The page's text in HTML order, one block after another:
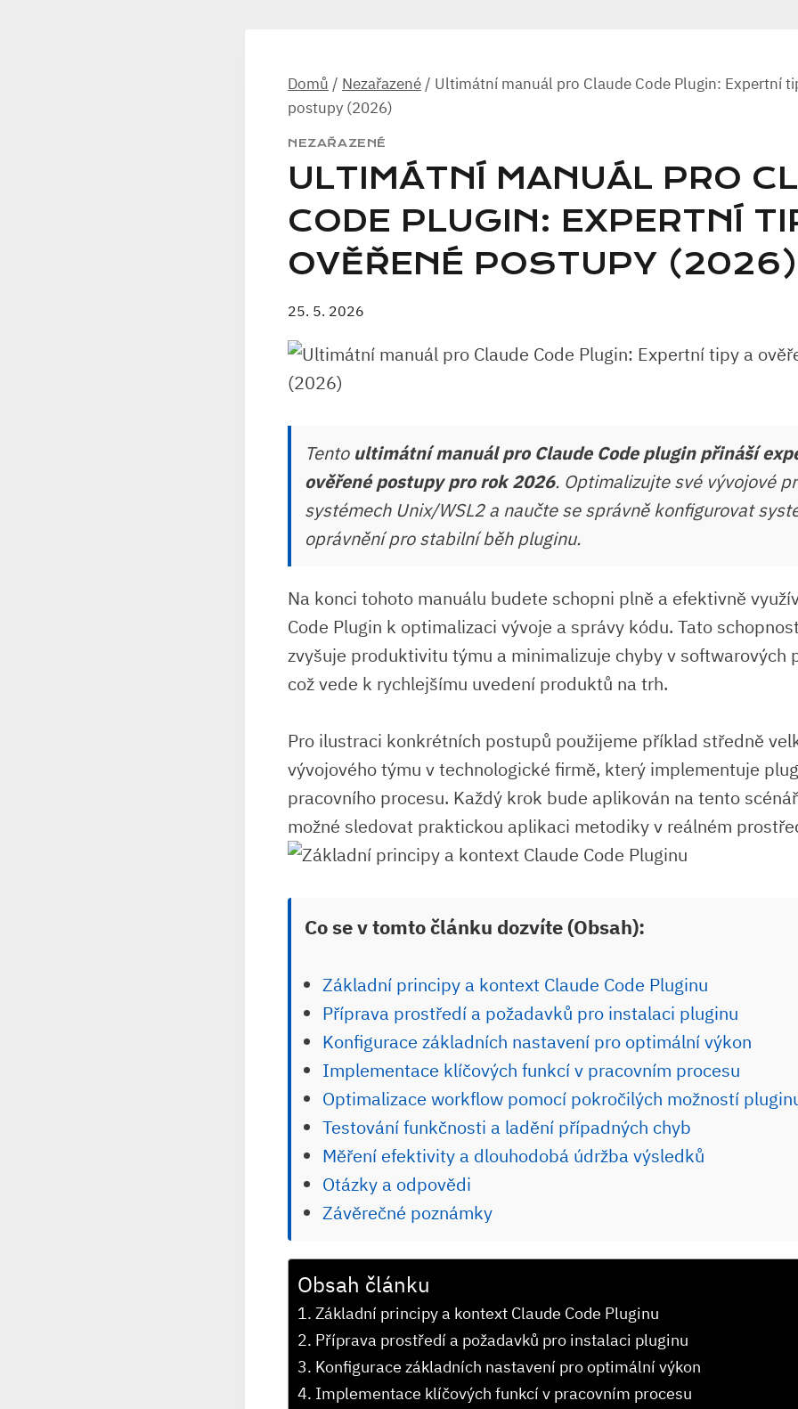
Domů / Nezařazené / Ultimátní manuál pro Claude Code Plugin: Expertní
postupy (2026)
NEZAŘAZENÉ
ULTIMÁTNÍ MANUÁL PRO
CODE PLUGIN: EXPERTNÍ
OVĚŘENÉ POSTUPY (2026)
25. 5. 2026
Tento ultimátní manuál pro Claude Code plugin přináší
ověřené postupy pro rok 2026. Optimalizujte své vývojové
systémech Unix/WSL2 a naučte se správně konfigurovat
oprávnění pro stabilní běh pluginu.
Na konci tohoto manuálu budete schopni plně a ⁢efektivně
Code Plugin k optimalizaci vývoje a⁤ správy kódu. Tato
zvyšuje produktivitu týmu a⁤ minimalizuje chyby v softwarových
což vede ⁢k rychlejšímu uvedení ⁤produktů na trh.
Pro⁣ ilustraci konkrétních postupů použijeme příklad středně
vývojového týmu v technologické firmě, který implementuje
⁣pracovního procesu. Každý krok bude aplikován na tento
možné sledovat praktickou aplikaci metodiky v reálném
Co se v tomto článku dozvíte (Obsah):
Základní⁢ principy a kontext Claude Code Pluginu
Příprava prostředí a požadavků pro instalaci pluginu
Konfigurace základních nastavení pro optimální výkon
Implementace klíčových funkcí v pracovním procesu
Optimalizace workflow pomocí pokročilých možností
Testování funkčnosti a ladění případných chyb
Měření efektivity a dlouhodobá údržba výsledků
Otázky⁢ a odpovědi
Závěrečné poznámky
Obsah článku
Základní⁢ principy a kontext Claude Code Pluginu
Příprava prostředí a požadavků pro instalaci pluginu
Konfigurace základních nastavení pro optimální výkon
Implementace klíčových funkcí v pracovním procesu